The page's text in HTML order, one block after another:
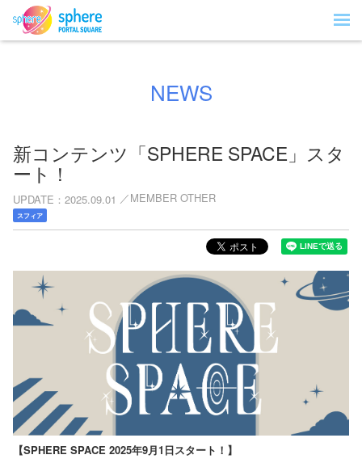
NEWS
新コンテンツ「SPHERE SPACE」スタ
ート！
UPDATE 2025.09.01 MEMBER OTHER
スフィア
【SPHERE SPACE 2025年9月1日スタート！】